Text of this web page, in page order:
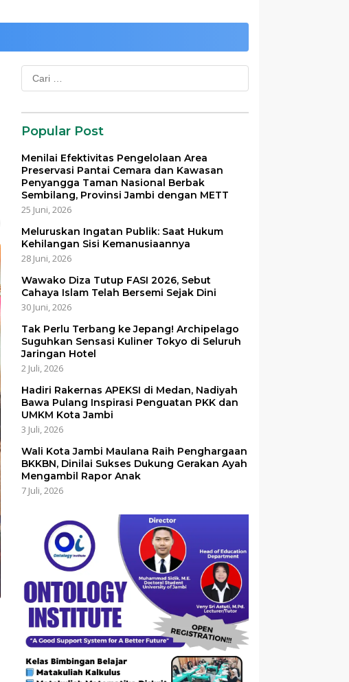
Cari
untuk:
Popular Post
Menilai Efektivitas Pengelolaan Area
Preservasi Pantai Cemara dan Kawasan
Penyangga Taman Nasional Berbak
Sembilang, Provinsi Jambi dengan METT
25 Juni, 2026
Meluruskan Ingatan Publik: Saat Hukum
Kehilangan Sisi Kemanusiaannya
28 Juni, 2026
Wawako Diza Tutup FASI 2026, Sebut
Cahaya Islam Telah Bersemi Sejak Dini
30 Juni, 2026
Tak Perlu Terbang ke Jepang! Archipelago
Suguhkan Sensasi Kuliner Tokyo di Seluruh
Jaringan Hotel
2 Juli, 2026
Hadiri Rakernas APEKSI di Medan, Nadiyah
Bawa Pulang Inspirasi Penguatan PKK dan
UMKM Kota Jambi
3 Juli, 2026
Wali Kota Jambi Maulana Raih Penghargaan
BKKBN, Dinilai Sukses Dukung Gerakan Ayah
Mengambil Rapor Anak
7 Juli, 2026